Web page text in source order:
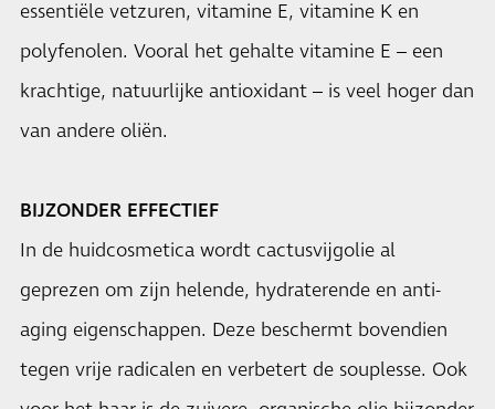
essentiële vetzuren, vitamine E, vitamine K en
polyfenolen. Vooral het gehalte vitamine E – een
krachtige, natuurlijke antioxidant – is veel hoger dan
van andere oliën.
BIJZONDER EFFECTIEF
In de huidcosmetica wordt cactusvijgolie al
geprezen om zijn helende, hydraterende en anti-
aging eigenschappen. Deze beschermt bovendien
tegen vrije radicalen en verbetert de souplesse. Ook